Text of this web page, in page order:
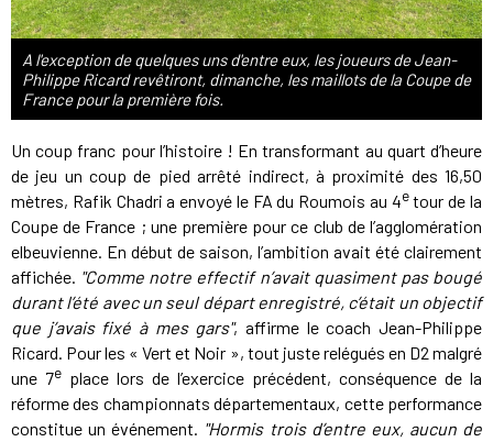
A l'exception de quelques uns d'entre eux, les joueurs de Jean-
Philippe Ricard revêtiront, dimanche, les maillots de la Coupe de
France pour la première fois.
Un coup franc pour l’histoire ! En transformant au quart d’heure
de jeu un coup de pied arrêté indirect, à proximité des 16,50
mètres, Rafik Chadri a envoyé le FA du Roumois au 4etour de la
Coupe de France ; une première pour ce club de l’agglomération
elbeuvienne. En début de saison, l’ambition avait été clairement
affichée. "Comme notre effectif n’avait quasiment pas bougé
durant l’été avec un seul départ enregistré, c’était un objectif
que j’avais fixé à mes gars", affirme le coach Jean-Philippe
Ricard. Pour les « Vert et Noir », tout juste relégués en D2 malgré
une 7e place lors de l’exercice précédent, conséquence de la
réforme des championnats départementaux, cette performance
constitue un événement. "Hormis trois d’entre eux, aucun de